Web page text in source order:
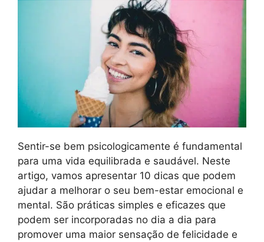
Sentir-se bem psicologicamente é fundamental
para uma vida equilibrada e saudável. Neste
artigo, vamos apresentar 10 dicas que podem
ajudar a melhorar o seu bem-estar emocional e
mental. São práticas simples e eficazes que
podem ser incorporadas no dia a dia para
promover uma maior sensação de felicidade e